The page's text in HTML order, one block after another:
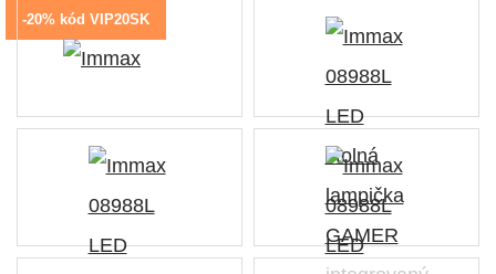
-20% kód VIP20SK